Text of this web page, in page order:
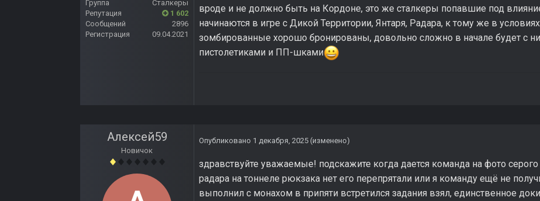
Группа
Сталкеры
Репутация
1 602
Сообщений
2896
Регистрация
09.04.2021
вроде и не должно быть на Кордоне, это же сталкеры попавшие под
начинаются в игре с Дикой Территории, Янтаря, Радара, к тому же в
зомбированные хорошо бронированы, довольно сложно в начале будет с
пистолетиками и ПП-шками
Алексей59
Новичок
Опубликовано 1 декабря, 2025 (изменено)
здравствуйте уважаемые! подскажите когда дается команда на фото
радара на тоннеле рюкзака нет его перепрятали или я команду ещё не
выполнил с монахом в припяти встретился задания взял, единственное